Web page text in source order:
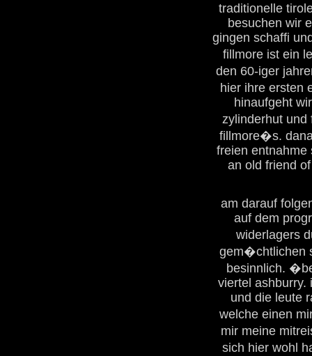
traditionelle
besuchen wir
gingen schaffi
fillmore ist ein
den 60-iger
hier ihre ersten
hinaufgeht
zylinderhut
fillmore�s.
freien entnahme
an old friend
am darauf
auf dem
widerlagers
gem�chtlichen
besinnlich.
viertel ashburry.
und die leute
welche einen
mir meine
sich hier wohl